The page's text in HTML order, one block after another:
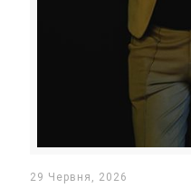
29 Червня, 2026